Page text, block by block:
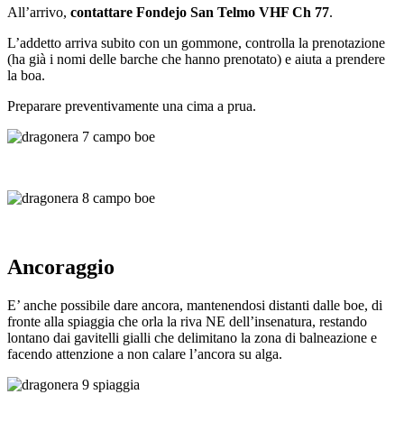
All’arrivo, contattare Fondejo San Telmo VHF Ch 77.
L’addetto arriva subito con un gommone, controlla la prenotazione
(ha già i nomi delle barche che hanno prenotato) e aiuta a prendere
la boa.
Preparare preventivamente una cima a prua.
Ancoraggio
E’ anche possibile dare ancora, mantenendosi distanti dalle boe, di
fronte alla spiaggia che orla la riva NE dell’insenatura, restando
lontano dai gavitelli gialli che delimitano la zona di balneazione e
facendo attenzione a non calare l’ancora su alga.